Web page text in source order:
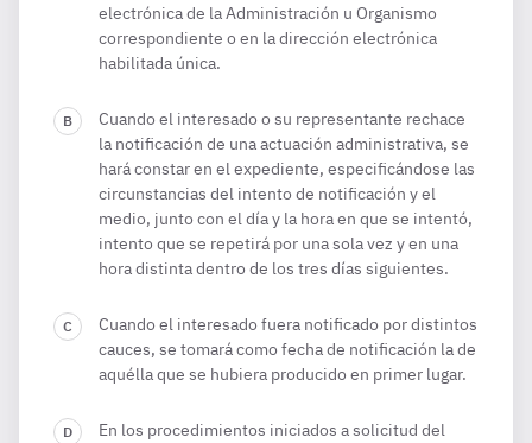
electrónica de la Administración u Organismo
correspondiente o en la dirección electrónica
habilitada única.
Cuando el interesado o su representante rechace
la notificación de una actuación administrativa, se
hará constar en el expediente, especificándose las
circunstancias del intento de notificación y el
medio, junto con el día y la hora en que se intentó,
intento que se repetirá por una sola vez y en una
hora distinta dentro de los tres días siguientes.
Cuando el interesado fuera notificado por distintos
cauces, se tomará como fecha de notificación la de
aquélla que se hubiera producido en primer lugar.
En los procedimientos iniciados a solicitud del